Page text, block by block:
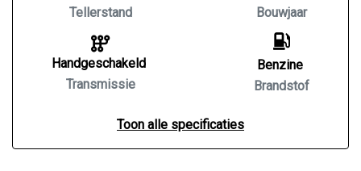
Tellerstand
Handgeschakeld
Transmissie
Bouwjaar
Benzine
Brandstof
Toon alle specificaties